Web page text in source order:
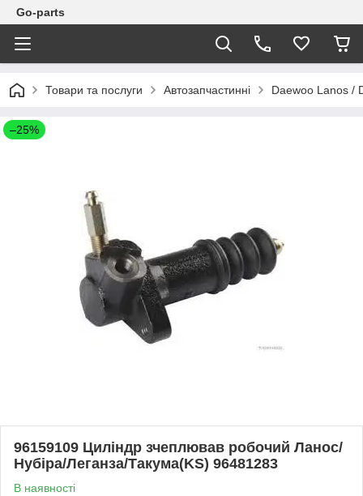
Go-parts
Товари та послуги Автозапчастинні Daewoo Lanos /
–25%
96159109 Циліндр зчеплював робочий Ланос/
Нубіра/Леганза/Такума(KS) 96481283
В наявності